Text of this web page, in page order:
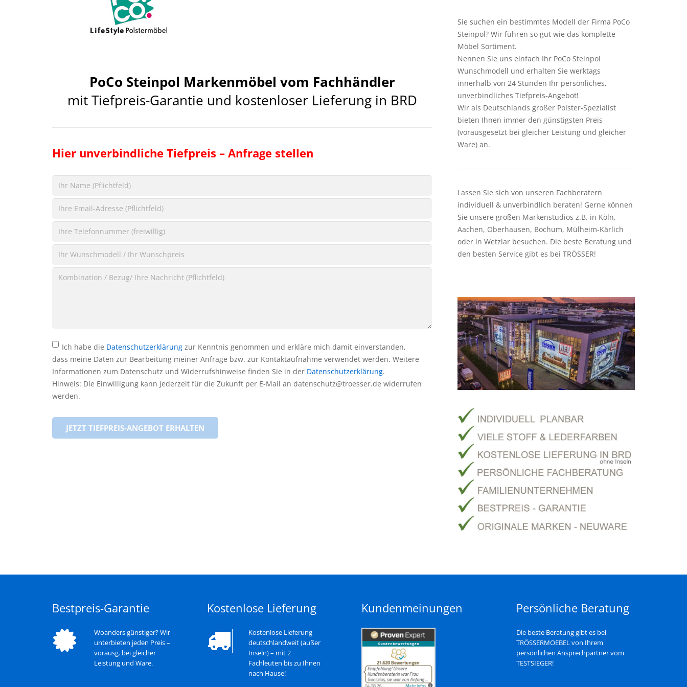
PoCo Steinpol Markenmöbel vom Fachhändler
mit Tiefpreis-Garantie und kostenloser Lieferung in BRD
Hier unverbindliche Tiefpreis – Anfrage stellen
Ich habe die Datenschutzerklärung zur Kenntnis genommen und erkläre mich damit einverstanden,
dass meine Daten zur Bearbeitung meiner Anfrage bzw. zur Kontaktaufnahme verwendet werden. Weitere
Informationen zum Datenschutz und Widerrufshinweise finden Sie in der Datenschutzerklärung.
Hinweis: Die Einwilligung kann jederzeit für die Zukunft per E-Mail an datenschutz@troesser.de widerrufen
werden.
Sie suchen ein bestimmtes Modell der Firma PoCo
Steinpol? Wir führen so gut wie das komplette
Möbel Sortiment.
Nennen Sie uns einfach Ihr PoCo Steinpol
Wunschmodell und erhalten Sie werktags
innerhalb von 24 Stunden Ihr persönliches,
unverbindliches Tiefpreis-Angebot!
Wir als Deutschlands großer Polster-Spezialist
bieten Ihnen immer den günstigsten Preis
(vorausgesetzt bei gleicher Leistung und gleicher
Ware) an.
Lassen Sie sich von unseren Fachberatern
individuell & unverbindlich beraten! Gerne können
Sie unsere großen Markenstudios z.B. in Köln,
Aachen, Oberhausen, Bochum, Mülheim-Kärlich
oder in Wetzlar besuchen. Die beste Beratung und
den besten Service gibt es bei TRÖSSER!
Bestpreis-Garantie
Woanders günstiger? Wir
unterbieten jeden Preis –
vorausg. bei gleicher
Leistung und Ware.
Kostenlose Lieferung
Kostenlose Lieferung
deutschlandweit (außer
Inseln) – mit 2
Fachleuten bis zu Ihnen
nach Hause!
Kundenmeinungen Persönliche Beratung
Die beste Beratung gibt es bei
TRÖSSERMOEBEL von Ihrem
persönlichen Ansprechpartner vom
TESTSIEGER!